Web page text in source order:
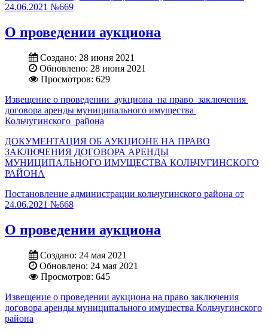
24.06.2021 №669
О проведении аукциона
Создано: 28 июня 2021
Обновлено: 28 июня 2021
Просмотров: 629
Извещение о проведении аукциона на право заключения
договора аренды муниципального имущества
Кольчугинского района
ДОКУМЕНТАЦИЯ ОБ АУКЦИОНЕ НА ПРАВО
ЗАКЛЮЧЕНИЯ ДОГОВОРА АРЕНДЫ
МУНИЦИПАЛЬНОГО ИМУЩЕСТВА КОЛЬЧУГИНСКОГО
РАЙОНА
Постановление администрации кольчугинского района от
24.06.2021 №668
О проведении аукциона
Создано: 24 мая 2021
Обновлено: 24 мая 2021
Просмотров: 645
Извещение о проведении аукциона на право заключения
договора аренды муниципального имущества Кольчугинского
района